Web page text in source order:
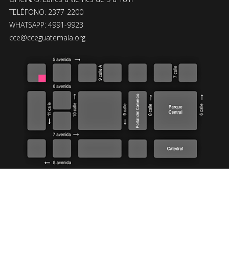
TELÉFONO: 2377-2200
WHATSAPP: 4991-9923
cce@cceguatemala.org